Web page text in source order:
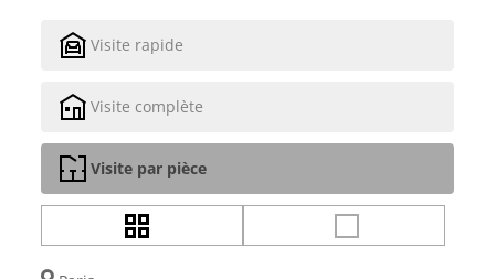
Visite rapide
Visite complète
Visite par pièce